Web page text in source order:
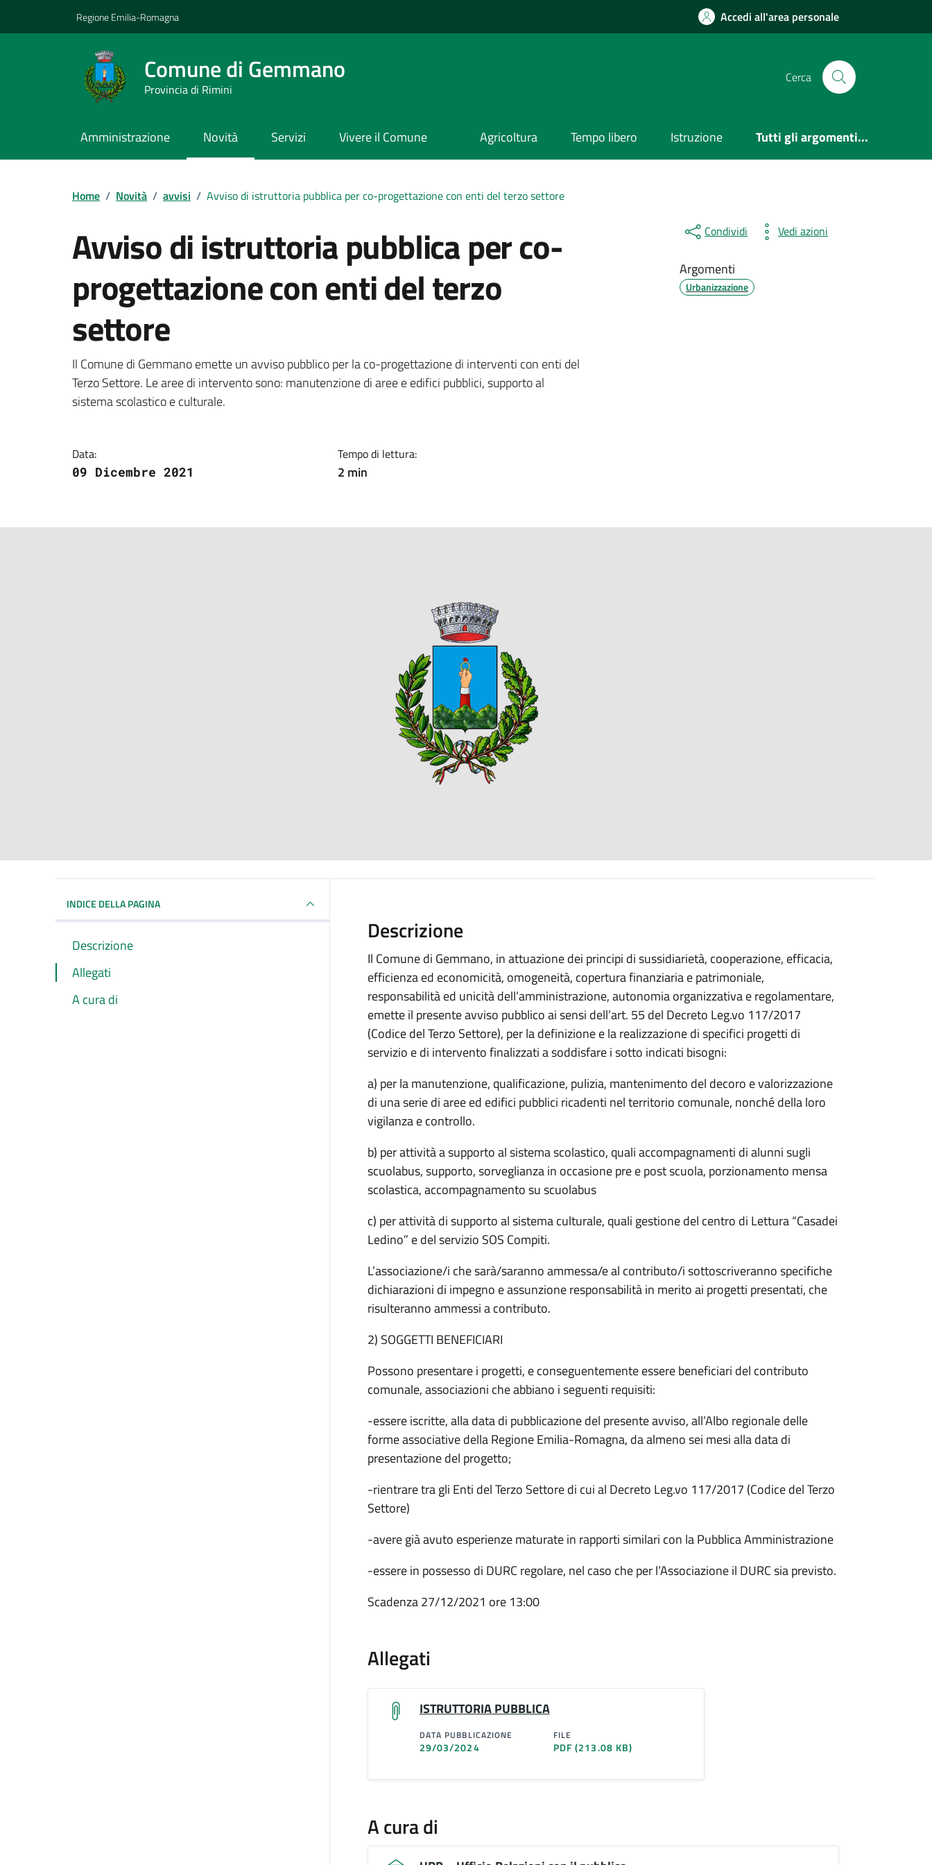
Regione Emilia-Romagna Accedi all'area personale
Comune di Gemmano
Provincia di Rimini
Cerca
Amministrazione Novità Servizi Vivere il Comune Agricoltura Tempo libero Istruzione Tutti gli argomenti...
Home / Novità / avvisi / Avviso di istruttoria pubblica per co-progettazione con enti del terzo settore
Avviso di istruttoria pubblica per co-
progettazione con enti del terzo
settore
Dettagli della notizia
Il Comune di Gemmano emette un avviso pubblico per la co-progettazione di interventi con enti del
Terzo Settore. Le aree di intervento sono: manutenzione di aree e edifici pubblici, supporto al
sistema scolastico e culturale.
Data:
09 Dicembre 2021
Tempo di lettura:
2 min
Condividi Vedi azioni
Argomenti
Urbanizzazione
INDICE DELLA PAGINA
Descrizione
Allegati
A cura di
Descrizione
Il Comune di Gemmano, in attuazione dei principi di sussidiarietà, cooperazione, efficacia,
efficienza ed economicità, omogeneità, copertura finanziaria e patrimoniale,
responsabilità ed unicità dell’amministrazione, autonomia organizzativa e regolamentare,
emette il presente avviso pubblico ai sensi dell’art. 55 del Decreto Leg.vo 117/2017
(Codice del Terzo Settore), per la definizione e la realizzazione di specifici progetti di
servizio e di intervento finalizzati a soddisfare i sotto indicati bisogni:
a) per la manutenzione, qualificazione, pulizia, mantenimento del decoro e valorizzazione
di una serie di aree ed edifici pubblici ricadenti nel territorio comunale, nonché della loro
vigilanza e controllo.
b) per attività a supporto al sistema scolastico, quali accompagnamenti di alunni sugli
scuolabus, supporto, sorveglianza in occasione pre e post scuola, porzionamento mensa
scolastica, accompagnamento su scuolabus
c) per attività di supporto al sistema culturale, quali gestione del centro di Lettura “Casadei
Ledino” e del servizio SOS Compiti.
L’associazione/i che sarà/saranno ammessa/e al contributo/i sottoscriveranno specifiche
dichiarazioni di impegno e assunzione responsabilità in merito ai progetti presentati, che
risulteranno ammessi a contributo.
2) SOGGETTI BENEFICIARI
Possono presentare i progetti, e conseguentemente essere beneficiari del contributo
comunale, associazioni che abbiano i seguenti requisiti:
-essere iscritte, alla data di pubblicazione del presente avviso, all’Albo regionale delle
forme associative della Regione Emilia-Romagna, da almeno sei mesi alla data di
presentazione del progetto;
-rientrare tra gli Enti del Terzo Settore di cui al Decreto Leg.vo 117/2017 (Codice del Terzo
Settore)
-avere già avuto esperienze maturate in rapporti similari con la Pubblica Amministrazione
-essere in possesso di DURC regolare, nel caso che per l’Associazione il DURC sia previsto.
Scadenza 27/12/2021 ore 13:00
Allegati
ISTRUTTORIA PUBBLICA
DATA PUBBLICAZIONE
29/03/2024
FILE
PDF(213.08 KB)
A cura di